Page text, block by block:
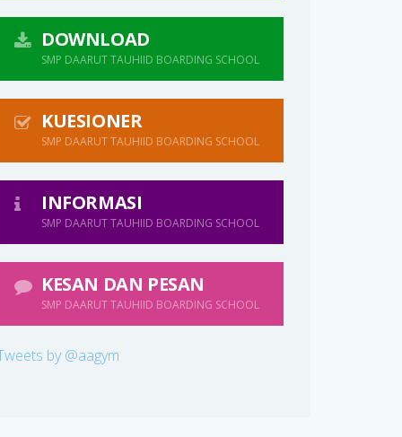
DOWNLOAD
SMP DAARUT TAUHIID BOARDING SCHOOL
KUESIONER
SMP DAARUT TAUHIID BOARDING SCHOOL
INFORMASI
SMP DAARUT TAUHIID BOARDING SCHOOL
KESAN DAN PESAN
SMP DAARUT TAUHIID BOARDING SCHOOL
by @aagym